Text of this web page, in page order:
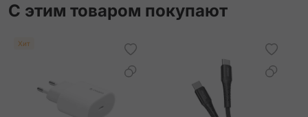
С этим товаром покупают
Хит